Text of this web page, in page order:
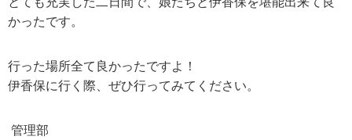
かったです。
行った場所全て良かったですよ！
伊香保に行く際、ぜひ行ってみてください。
管理部